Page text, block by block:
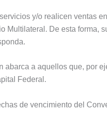
y/o realicen ventas
Multilateral. De esta forma,
abarca a aquellos que, por
Federal.
de vencimiento del